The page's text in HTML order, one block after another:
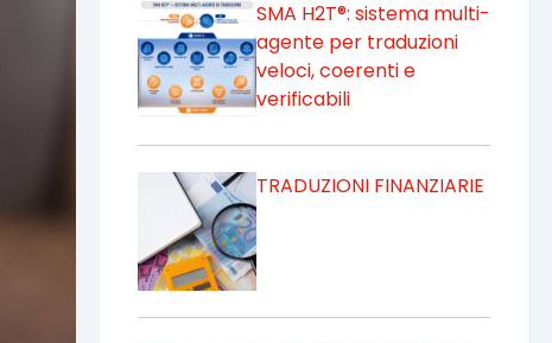
SMA H2T®: sistema multi-
agente per traduzioni
veloci, coerenti e
verificabili
TRADUZIONI FINANZIARIE